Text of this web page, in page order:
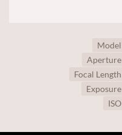
Model
Aperture
Focal Length
Exposure
ISO